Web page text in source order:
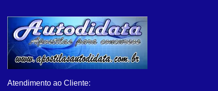
opções
podem
ser
escolhidas
página
Atendimento ao Cliente: